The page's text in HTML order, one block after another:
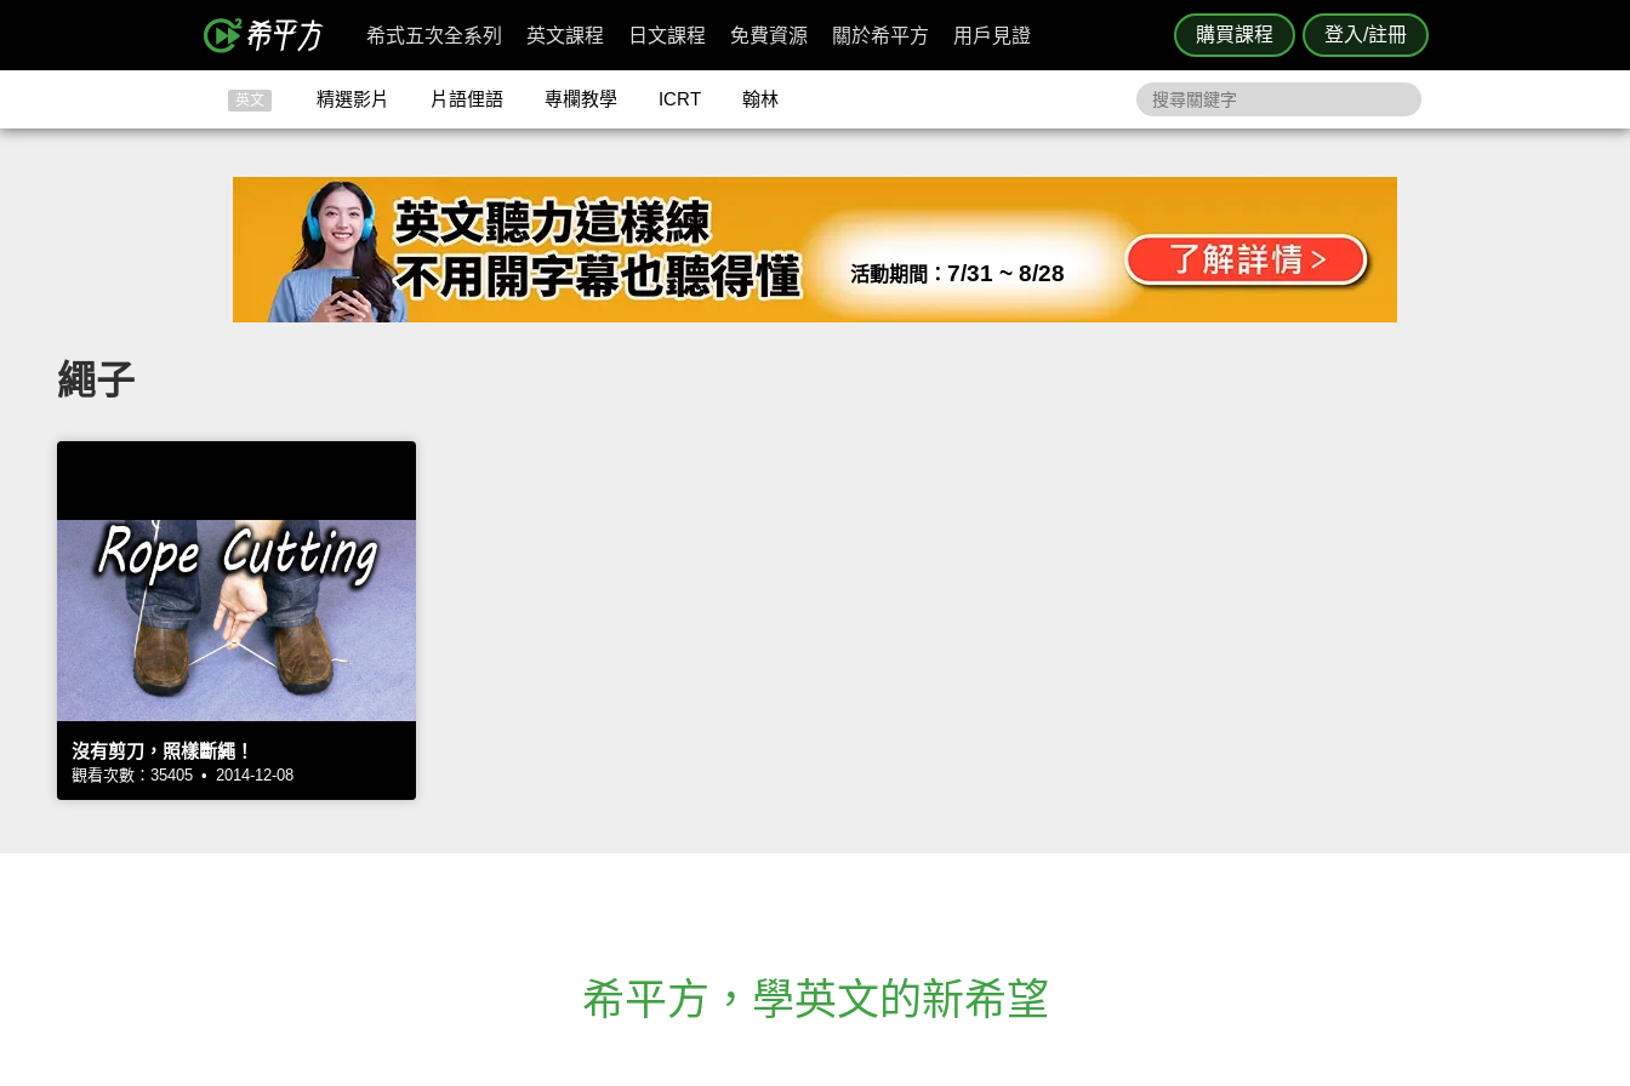
購買課程 登入/註冊
希式五次全系列 英文課程 日文課程 免費資源 關於希平方 用戶見證
英文 精選影片 片語俚語 專欄教學 ICRT 翰林
活動期間： 7/31 ~ 8/28
繩子
沒有剪刀，照樣斷繩！
觀看次數：35405 • 2014-12-08
希平方 ， 學英文的新希望